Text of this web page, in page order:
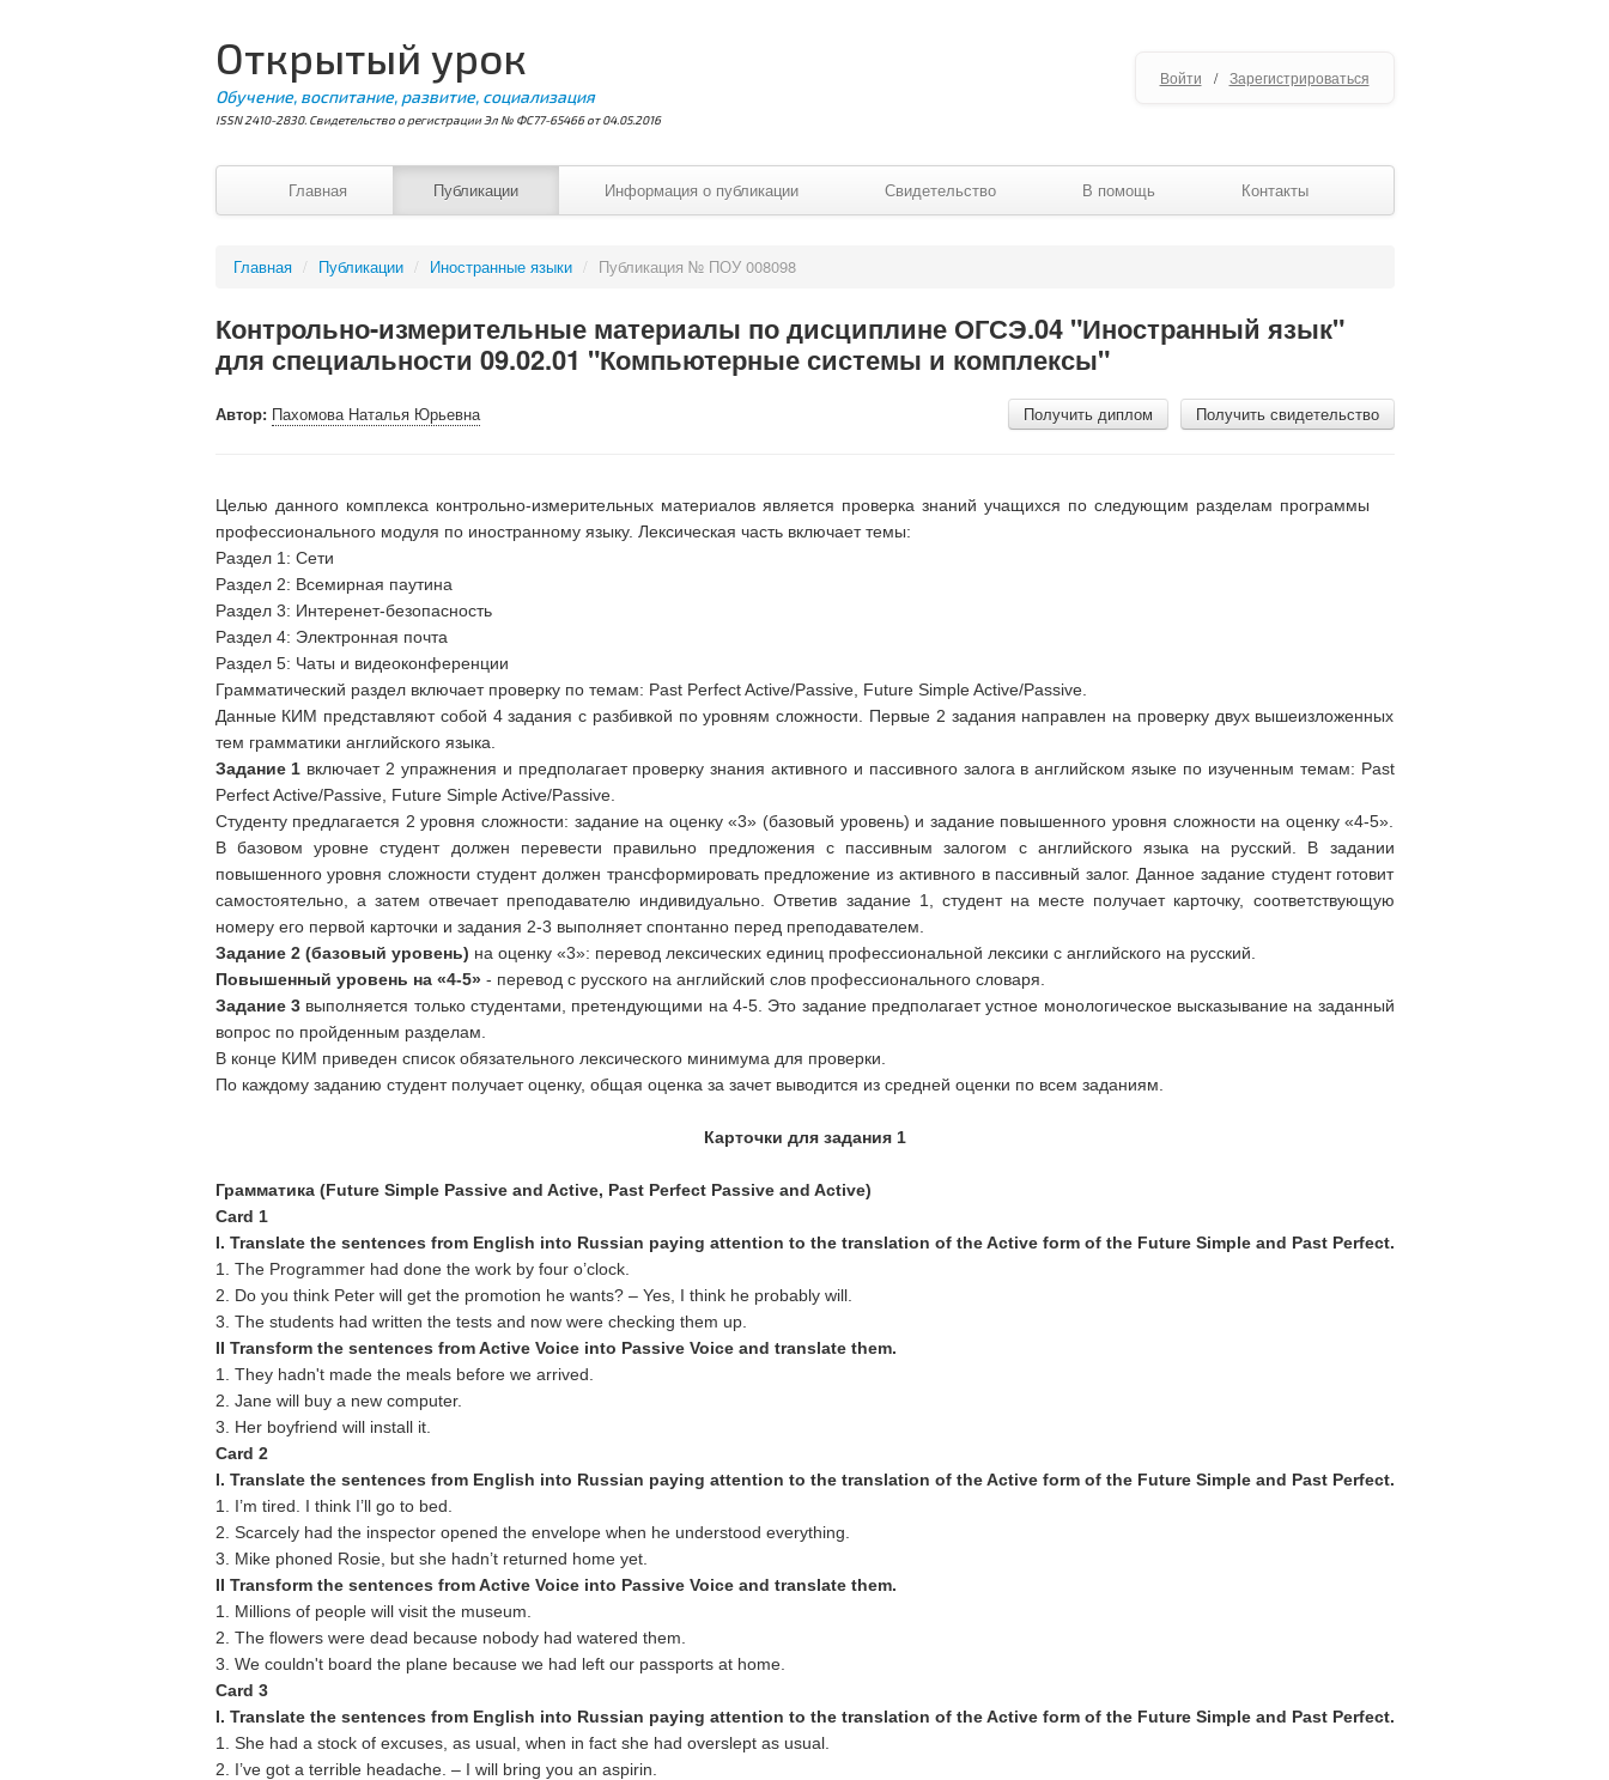
Открытый урок
Обучение, воспитание, развитие, социализация
ISSN 2410-2830. Свидетельство о регистрации Эл № ФС77-65466 от 04.05.2016
Войти / Зарегистрироваться
Главная Публикации Информация о публикации Свидетельство В помощь Контакты
Главная / Публикации / Иностранные языки / Публикация № ПОУ 008098
Контрольно-измерительные материалы по дисциплине ОГСЭ.04 "Иностранный язык"
для специальности 09.02.01 "Компьютерные системы и комплексы"
Получить свидетельство
Получить диплом
Автор: Пахомова Наталья Юрьевна
Целью данного комплекса контрольно-измерительных материалов является проверка знаний учащихся по следующим разделам программы
профессионального модуля по иностранному языку. Лексическая часть включает темы:
Раздел 1: Сети
Раздел 2: Всемирная паутина
Раздел 3: Интеренет-безопасность
Раздел 4: Электронная почта
Раздел 5: Чаты и видеоконференции
Грамматический раздел включает проверку по темам: Past Perfect Active/Passive, Future Simple Active/Passive.
Данные КИМ представляют собой 4 задания с разбивкой по уровням сложности. Первые 2 задания направлен на проверку двух вышеизложенных
тем грамматики английского языка.
Задание 1 включает 2 упражнения и предполагает проверку знания активного и пассивного залога в английском языке по изученным темам: Past
Perfect Active/Passive, Future Simple Active/Passive.
Студенту предлагается 2 уровня сложности: задание на оценку «3» (базовый уровень) и задание повышенного уровня сложности на оценку «4-5».
В базовом уровне студент должен перевести правильно предложения с пассивным залогом с английского языка на русский. В задании
повышенного уровня сложности студент должен трансформировать предложение из активного в пассивный залог. Данное задание студент готовит
самостоятельно, а затем отвечает преподавателю индивидуально. Ответив задание 1, студент на месте получает карточку, соответствующую
номеру его первой карточки и задания 2-3 выполняет спонтанно перед преподавателем.
Задание 2 (базовый уровень) на оценку «3»: перевод лексических единиц профессиональной лексики с английского на русский.
Повышенный уровень на «4-5»- перевод с русского на английский слов профессионального словаря.
Задание 3 выполняется только студентами, претендующими на 4-5. Это задание предполагает устное монологическое высказывание на заданный
вопрос по пройденным разделам.
В конце КИМ приведен список обязательного лексического минимума для проверки.
По каждому заданию студент получает оценку, общая оценка за зачет выводится из средней оценки по всем заданиям.
Карточки длязадания1
Грамматика(Future Simple Passive and Active, Past Perfect Passive and Active)
Card 1
I. Translate the sentences from English into Russian paying attention to the translation of the Active form of the Future Simple and Past Perfect.
1. The Programmer had done the work by four o’clock.
2. Do you think Peter will get the promotion he wants? – Yes, I think he probably will.
3. The students had written the tests and now were checking them up.
II Transform the sentences from Active Voice into Passive Voice and translate them.
1. They hadn't made the meals before we arrived.
2. Jane will buy a new computer.
3. Her boyfriend will install it.
Card 2
I. Translate the sentences from English into Russian paying attention to the translation of the Active form of the Future Simple and Past Perfect.
1. I’m tired. I think I’ll go to bed.
2. Scarcely had the inspector opened the envelope when he understood everything.
3. Mike phoned Rosie, but she hadn’t returned home yet.
II Transform the sentences from Active Voice into Passive Voice and translate them.
1. Millions of people will visit the museum.
2. The flowers were dead because nobody had watered them.
3. We couldn't board the plane because we had left our passports at home.
Card 3
I. Translate the sentences from English into Russian paying attention to the translation of the Active form of the Future Simple and Past Perfect.
1. She had a stock of excuses, as usual, when in fact she had overslept as usual.
2. I’ve got a terrible headache. – I will bring you an aspirin.